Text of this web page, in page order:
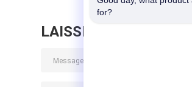
LAISSEZ UN MESSAGE
for?